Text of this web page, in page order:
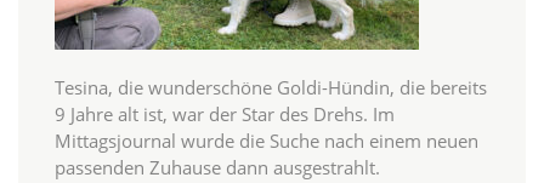
Tesina, die wunderschöne Goldi-Hündin, die bereits
9 Jahre alt ist, war der Star des Drehs. Im
Mittagsjournal wurde die Suche nach einem neuen
passenden Zuhause dann ausgestrahlt.